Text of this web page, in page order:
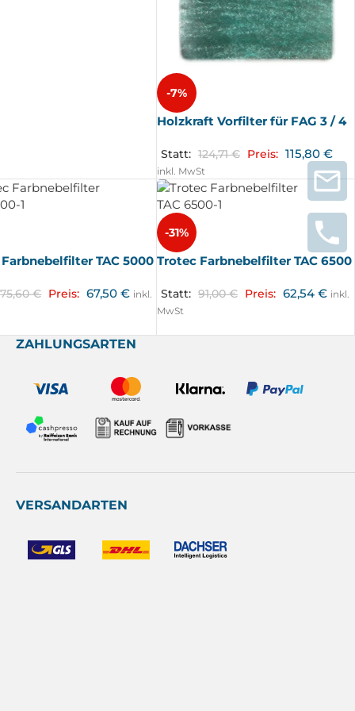
-7%
Holzkraft Vorfilter für FAG 3 / 4
Statt: 124,71€ Preis: 115,80€
inkl. MwSt
TAC 5000
75,60€ Preis: 67,50€ inkl.
-31%
Trotec Farbnebelfilter TAC 6500
Statt: 91,00€ Preis: 62,54€ inkl.
MwSt
ZAHLUNGSARTEN
VERSANDARTEN